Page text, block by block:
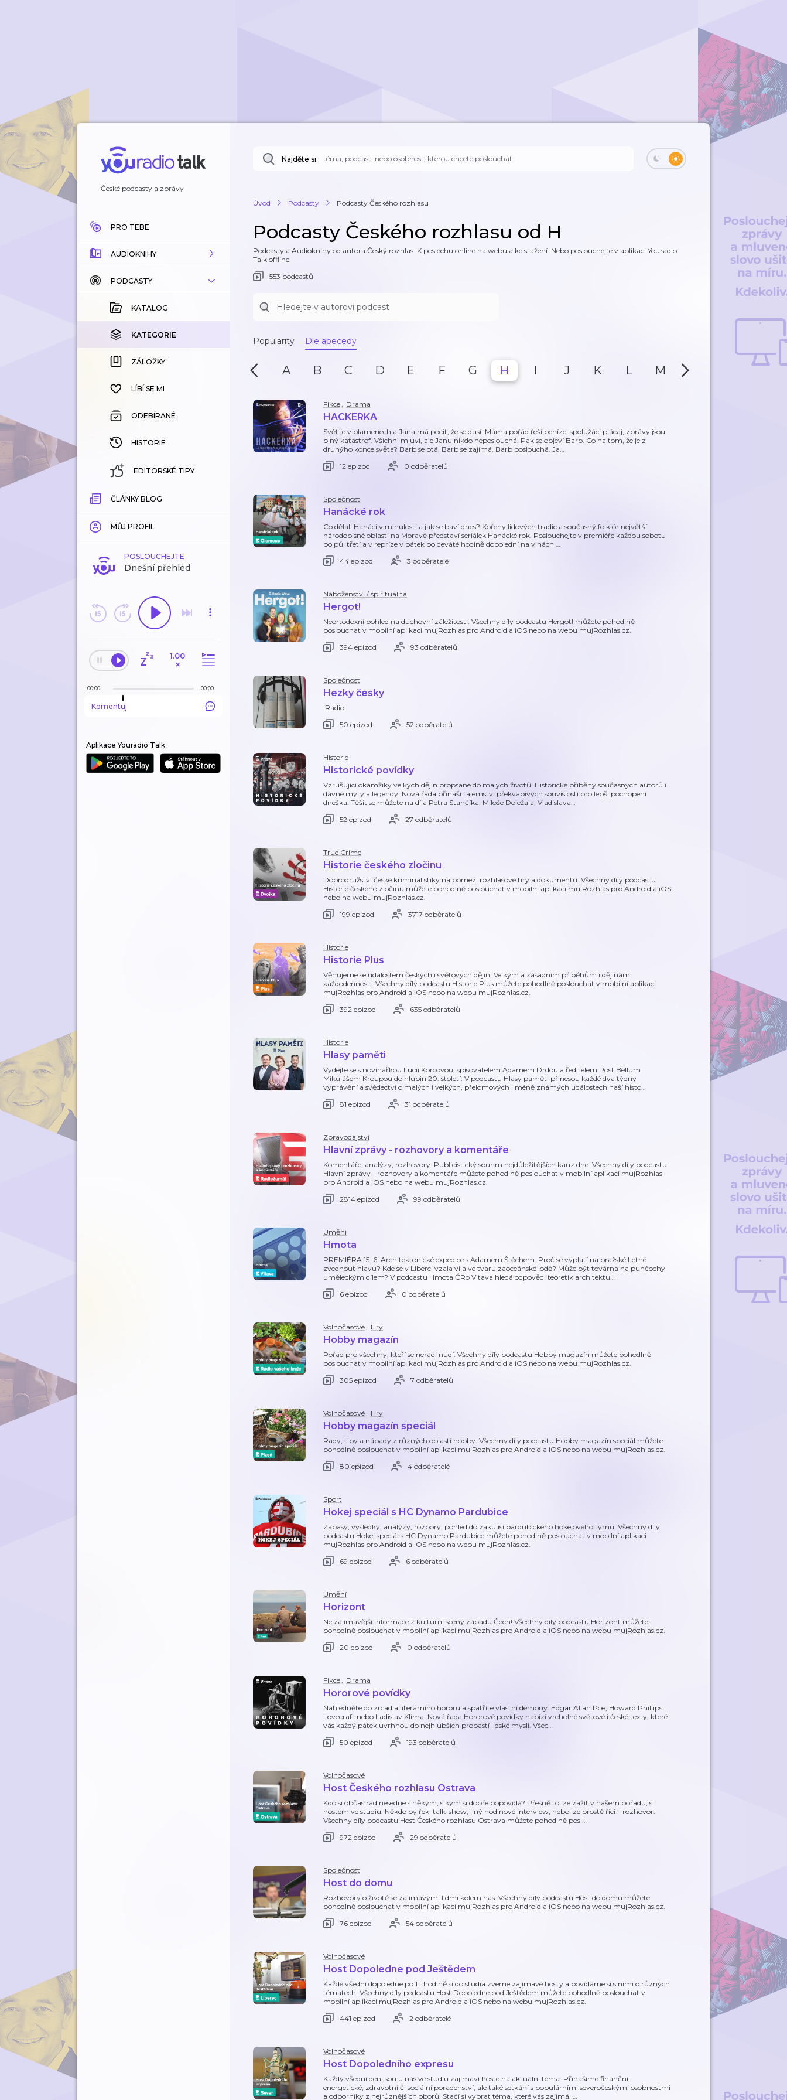
České podcasty a zprávy
PRO TEBE
AUDIOKNIHY
KATALOG
KOUPENÉ
KATEGORIE
ZÁLOŽKY
HISTORIE
PODCASTY
KATALOG
KATEGORIE
ZÁLOŽKY
LÍBÍ SE MI
ODEBÍRANÉ
HISTORIE
EDITORSKÉ TIPY
ČLÁNKY BLOG
MŮJ PROFIL
POSLOUCHEJTE
Dnešní přehled
1.00
×
00:00 00:00
Komentuj
Aplikace Youradio Talk
Najděte si:
Úvod Podcasty Podcasty Českého rozhlasu
Podcasty Českého rozhlasu od H
Podcasty a Audioknihy od autora Český rozhlas. K poslechu online na webu a ke stažení. Nebo poslouchejte v aplikaci Youradio
Talk offline.
553 podcastů
Popularity Dle abecedy
A B C D E F G H I J K L M N P
Fikce, Drama
HACKERKA
Svět je v plamenech a Jana má pocit, že se dusí. Máma pořád řeší peníze, spolužáci plácaj, zprávy jsou
plný katastrof. Všichni mluví, ale Janu nikdo neposlouchá. Pak se objeví Barb. Co na tom, že je z
druhýho konce světa? Barb se ptá. Barb se zajímá. Barb poslouchá. Ja…
12 epizod
0 odběratelů
Společnost
Hanácké rok
Co dělali Hanáci v minulosti a jak se baví dnes? Kořeny lidových tradic a současný folklór největší
národopisné oblasti na Moravě představí seriálek Hanácké rok. Poslouchejte v premiéře každou sobotu
po půl třetí a v repríze v pátek po deváté hodině dopolední na vlnách …
44 epizod
3 odběratelé
Náboženství / spiritualita
Hergot!
Neortodoxní pohled na duchovní záležitosti. Všechny díly podcastu Hergot! můžete pohodlně
poslouchat v mobilní aplikaci mujRozhlas pro Android a iOS nebo na webu mujRozhlas.cz.
394 epizod
93 odběratelů
Společnost
Hezky česky
iRadio
50 epizod
52 odběratelů
Historie
Historické povídky
Vzrušující okamžiky velkých dějin propsané do malých životů. Historické příběhy současných autorů i
dávné mýty a legendy. Nová řada přináší tajemství překvapivých souvislostí pro lepší pochopení
dneška. Těšit se můžete na díla Petra Stančíka, Miloše Doležala, Vladislava…
52 epizod
27 odběratelů
True Crime
Historie českého zločinu
Dobrodružství české kriminalistiky na pomezí rozhlasové hry a dokumentu. Všechny díly podcastu
Historie českého zločinu můžete pohodlně poslouchat v mobilní aplikaci mujRozhlas pro Android a iOS
nebo na webu mujRozhlas.cz.
199 epizod
3717 odběratelů
Historie
Historie Plus
Věnujeme se událostem českých i světových dějin. Velkým a zásadním příběhům i dějinám
každodennosti. Všechny díly podcastu Historie Plus můžete pohodlně poslouchat v mobilní aplikaci
mujRozhlas pro Android a iOS nebo na webu mujRozhlas.cz.
392 epizod
635 odběratelů
Historie
Hlasy paměti
Vydejte se s novinářkou Lucií Korcovou, spisovatelem Adamem Drdou a ředitelem Post Bellum
Mikulášem Kroupou do hlubin 20. století. V podcastu Hlasy paměti přinesou každé dva týdny
vyprávění a svědectví o malých i velkých, přelomových i méně známých událostech naší histo…
81 epizod
31 odběratelů
Zpravodajství
Hlavní zprávy - rozhovory a komentáře
Komentáře, analýzy, rozhovory. Publicistický souhrn nejdůležitějších kauz dne. Všechny díly podcastu
Hlavní zprávy - rozhovory a komentáře můžete pohodlně poslouchat v mobilní aplikaci mujRozhlas
pro Android a iOS nebo na webu mujRozhlas.cz.
2814 epizod
99 odběratelů
Umění
Hmota
PREMIÉRA 15. 6. Architektonické expedice s Adamem Štěchem. Proč se vyplatí na pražské Letné
zvednout hlavu? Kde se v Liberci vzala vila ve tvaru zaoceánské lodě? Může být továrna na punčochy
uměleckým dílem? V podcastu Hmota ČRo Vltava hledá odpovědi teoretik architektu…
6 epizod
0 odběratelů
Volnočasové, Hry
Hobby magazín
Pořad pro všechny, kteří se neradi nudí. Všechny díly podcastu Hobby magazín můžete pohodlně
poslouchat v mobilní aplikaci mujRozhlas pro Android a iOS nebo na webu mujRozhlas.cz.
305 epizod
7 odběratelů
Volnočasové, Hry
Hobby magazín speciál
Rady, tipy a nápady z různých oblastí hobby. Všechny díly podcastu Hobby magazín speciál můžete
pohodlně poslouchat v mobilní aplikaci mujRozhlas pro Android a iOS nebo na webu mujRozhlas.cz.
80 epizod
4 odběratelé
Sport
Hokej speciál s HC Dynamo Pardubice
Zápasy, výsledky, analýzy, rozbory, pohled do zákulisí pardubického hokejového týmu. Všechny díly
podcastu Hokej speciál s HC Dynamo Pardubice můžete pohodlně poslouchat v mobilní aplikaci
mujRozhlas pro Android a iOS nebo na webu mujRozhlas.cz.
69 epizod
6 odběratelů
Umění
Horizont
Nejzajímavější informace z kulturní scény západu Čech! Všechny díly podcastu Horizont můžete
pohodlně poslouchat v mobilní aplikaci mujRozhlas pro Android a iOS nebo na webu mujRozhlas.cz.
20 epizod
0 odběratelů
Fikce, Drama
Hororové povídky
Nahlédněte do zrcadla literárního hororu a spatříte vlastní démony. Edgar Allan Poe, Howard Phillips
Lovecraft nebo Ladislav Klíma. Nová řada Hororové povídky nabízí vrcholné světové i české texty, které
vás každý pátek uvrhnou do nejhlubších propastí lidské mysli. Všec…
50 epizod
193 odběratelů
Volnočasové
Host Českého rozhlasu Ostrava
Kdo si občas rád nesedne s někým, s kým si dobře popovídá? Přesně to lze zažít v našem pořadu, s
hostem ve studiu. Někdo by řekl talk-show, jiný hodinové interview, nebo lze prostě říci – rozhovor.
Všechny díly podcastu Host Českého rozhlasu Ostrava můžete pohodlně posl…
972 epizod
29 odběratelů
Společnost
Host do domu
Rozhovory o životě se zajímavými lidmi kolem nás. Všechny díly podcastu Host do domu můžete
pohodlně poslouchat v mobilní aplikaci mujRozhlas pro Android a iOS nebo na webu mujRozhlas.cz.
76 epizod
54 odběratelů
Volnočasové
Host Dopoledne pod Ještědem
Každé všední dopoledne po 11. hodině si do studia zveme zajímavé hosty a povídáme si s nimi o různých
tématech. Všechny díly podcastu Host Dopoledne pod Ještědem můžete pohodlně poslouchat v
mobilní aplikaci mujRozhlas pro Android a iOS nebo na webu mujRozhlas.cz.
441 epizod
2 odběratelé
Volnočasové
Host Dopoledního expresu
Každý všední den jsou u nás ve studiu zajímaví hosté na aktuální téma. Přinášíme finanční,
energetické, zdravotní či sociální poradenství, ale také setkání s populárními severočeskými osobnostmi
a odborníky z nejrůznějších oborů. Stačí si vybrat téma, které vás zajímá. …